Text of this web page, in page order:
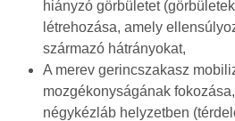
hiányzó görbületet
létrehozása, amely
származó hátrányokat,
A merev gerincszakasz
mozgékonyságának
négykézláb helyzetben